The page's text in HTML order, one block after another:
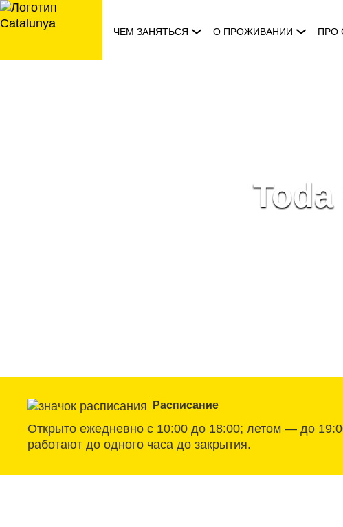
перейти
к
ЧЕМ ЗАНЯТЬСЯ О ПРОЖИВАНИИ ПРО
Расписание
Открыто ежедневно с 10:00 до 18:00; летом — до
работают до одного часа до закрытия.